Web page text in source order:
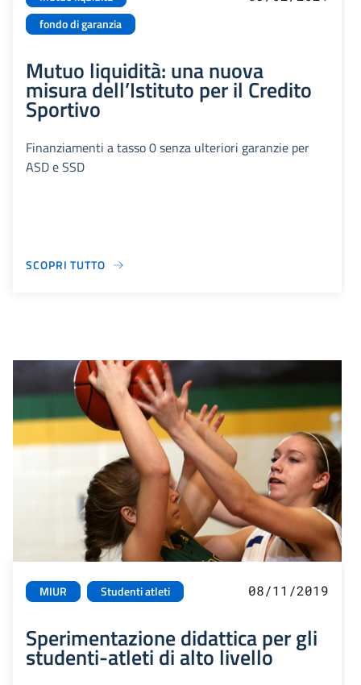
fondo di garanzia
Mutuo liquidità: una nuova
misura dell’Istituto per il Credito
Sportivo
Finanziamenti a tasso 0 senza ulteriori garanzie per
ASD e SSD
SCOPRI TUTTO
MIUR Studenti atleti 08/11/2019
Sperimentazione didattica per gli
studenti-atleti di alto livello